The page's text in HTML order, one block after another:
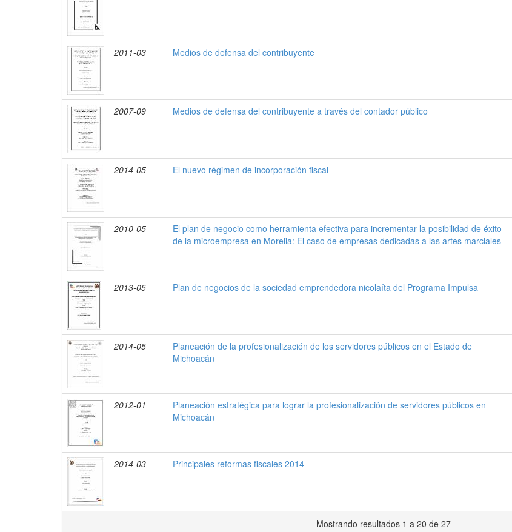
2011-03 Medios de defensa del contribuyente
2007-09 Medios de defensa del contribuyente a través del contador público
2014-05 El nuevo régimen de incorporación fiscal
2010-05
El plan de negocio como herramienta efectiva para incrementar la posibilidad de éxito
de la microempresa en Morelia: El caso de empresas dedicadas a las artes marciales
2013-05 Plan de negocios de la sociedad emprendedora nicolaíta del Programa Impulsa
2014-05
Planeación de la profesionalización de los servidores públicos en el Estado de
Michoacán
2012-01
Planeación estratégica para lograr la profesionalización de servidores públicos en
Michoacán
2014-03 Principales reformas fiscales 2014
Mostrando resultados 1 a 20 de 27